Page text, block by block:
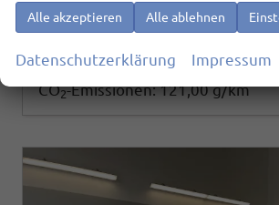
19.180,– €
incl. 19% MwSt.
Verbrauch kombiniert:5,30 l/
CO -Klasse: D
CO2-Emissionen:121,00 g/km
Alle akzeptieren Alle ablehnen
Datenschutzerklärung Impressum